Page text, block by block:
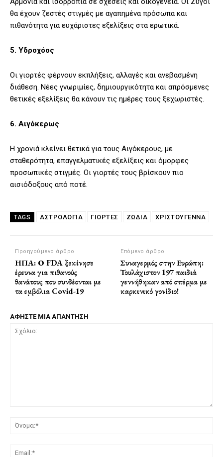
θα έχουν ζεστές στιγμές με αγαπημένα πρόσωπα και
πιθανότητα για ευχάριστες εξελίξεις στα ερωτικά.
5. Υδροχόος
Οι γιορτές φέρνουν εκπλήξεις, αλλαγές και ανεβασμένη
διάθεση. Νέες γνωριμίες, δημιουργικότητα και απρόσμενες
θετικές εξελίξεις θα κάνουν τις ημέρες τους ξεχωριστές.
6. Αιγόκερως
Η χρονιά κλείνει θετικά για τους Αιγόκερους, με
σταθερότητα, επαγγελματικές εξελίξεις και όμορφες
προσωπικές στιγμές. Οι γιορτές τους βρίσκουν πιο
αισιόδοξους από ποτέ.
TAGS ΑΣΤΡΟΛΟΓΙΑ ΓΙΟΡΤΈΣ ΖΩΔΙΑ ΧΡΙΣΤΟΎΓΕΝΝΑ
Προηγούμενο άρθρο
ΗΠΑ: Ο FDA ξεκίνησε
έρευνα για πιθανούς
θανάτους που συνδέονται με
τα εμβόλια Covid-19
Επόμενο άρθρο
Συναγερμός στην Ευρώπη:
Τουλάχιστον 197 παιδιά
γεννήθηκαν από σπέρμα με
καρκινικό γονίδιο!
ΑΦΗΣΤΕ ΜΙΑ ΑΠΑΝΤΗΣΗ